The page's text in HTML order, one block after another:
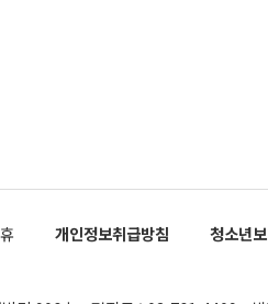
이나 미국은 북한에 선비
공하는 방식으로 이뤄졌
협상에 관여했던 한 전
개인정보취급방침 청소년